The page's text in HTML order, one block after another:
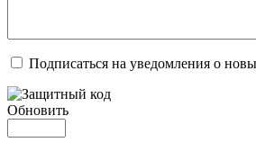
Подписаться на уведомления о
Обновить